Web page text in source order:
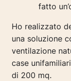
fatto
Ho realizzato
una soluzione
ventilazione
case
di 200 mq.